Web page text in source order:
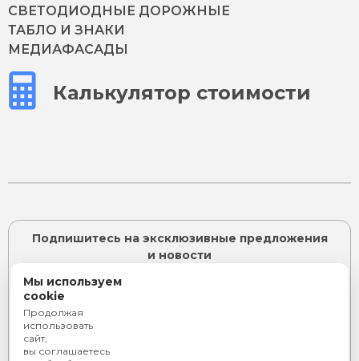
СВЕТОДИОДНЫЕ ДОРОЖНЫЕ
ТАБЛО И ЗНАКИ
МЕДИАФАСАДЫ
Калькулятор стоимости
Подпишитесь на эксклюзивные предложения
и новости
Я согласен с
согласие наобработку персональных данных
Мы используем
cookie
Продолжая
использовать
сайт,
вы соглашаетесь